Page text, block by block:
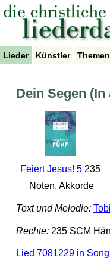
Lieder Künstler Themen
Dein Segen
Feiert Jesus! 5 235
Noten, Akkorde
Text und Melodie:
Rechte:235 SCM
Lied 7081229 in